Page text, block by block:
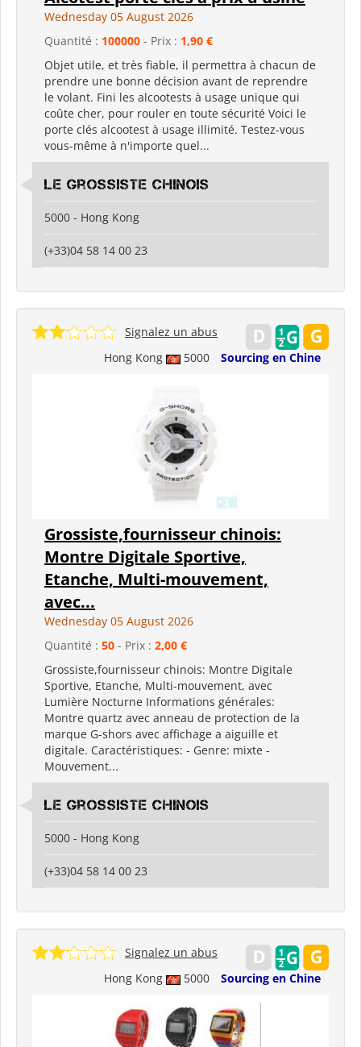
Wednesday 05 August 2026
Quantité : 100000 - Prix : 1,90 €
Objet utile, et très fiable, il permettra à chacun de
prendre une bonne décision avant de reprendre
le volant. Fini les alcootests à usage unique qui
coûte cher, pour rouler en toute sécurité Voici le
porte clés alcootest à usage illimité. Testez-vous
vous-même à n'importe quel...
Le grossiste chinois
5000 - Hong Kong
(+33)04 58 14 00 23
Hong Kong 5000 Sourcing en Chine
Signalez un abus
Grossiste,fournisseur chinois:
Montre Digitale Sportive,
Etanche, Multi-mouvement,
avec...
Wednesday 05 August 2026
Quantité : 50 - Prix : 2,00 €
Grossiste,fournisseur chinois: Montre Digitale
Sportive, Etanche, Multi-mouvement, avec
Lumière Nocturne Informations générales:
Montre quartz avec anneau de protection de la
marque G-shors avec affichage a aiguille et
digitale. Caractéristiques: - Genre: mixte -
Mouvement...
Le grossiste chinois
5000 - Hong Kong
(+33)04 58 14 00 23
Hong Kong 5000 Sourcing en Chine
Signalez un abus